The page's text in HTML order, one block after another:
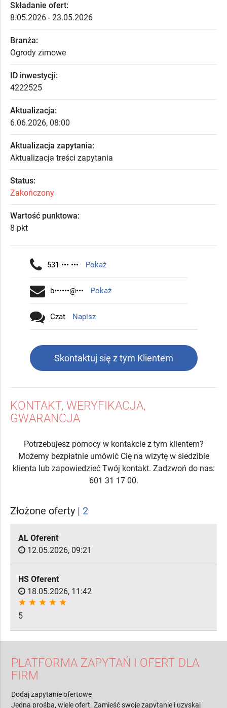
Składanie ofert:
8.05.2026 - 23.05.2026
Branża:
Ogrody zimowe
ID inwestycji:
4222525
Aktualizacja:
6.06.2026, 08:00
Aktualizacja zapytania:
Aktualizacja treści zapytania
Status:
Zakończony
Wartość punktowa:
8 pkt
531 ••• ••• Pokaż
b••••••@••• Pokaż
Czat Napisz
Skontaktuj się z tym Klientem
KONTAKT, WERYFIKACJA,
GWARANCJA
Potrzebujesz pomocy w kontakcie z tym klientem?
Możemy bezpłatnie umówić Cię na wizytę w siedzibie
klienta lub zapowiedzieć Twój kontakt. Zadzwoń do nas:
601 31 17 00.
Złożone oferty | 2
AL Oferent
12.05.2026, 09:21
HS Oferent
18.05.2026, 11:42
star star star star star
5
PLATFORMA ZAPYTAŃ I OFERT DLA
FIRM
Dodaj zapytanie ofertowe
Jedna prośba, wiele ofert. Zamieść swoje zapytanie i uzyskaj